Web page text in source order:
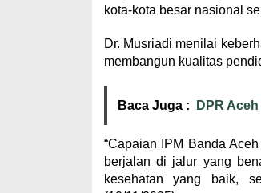
kota-kota besar nasional
Dr. Musriadi menilai
membangun kualitas
Baca Juga : DPR
“Capaian IPM Banda
berjalan di jalur yang
kesehatan yang baik,